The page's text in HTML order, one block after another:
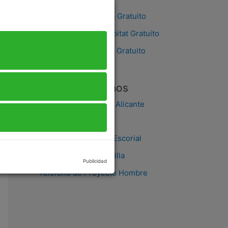
Teléfono De Idealista Gratuito
Teléfono De Servihabitat Gratuito
Teléfono De Booking Gratuito
Últimos teléfonos
Teléfono Hotel Melia Alicante
Teléfono Hospital El Escorial
Teléfonos Hotel Castilla
Teléfono de Proyecto Hombre
Publicidad